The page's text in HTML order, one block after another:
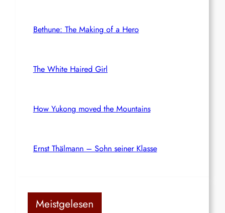
Bethune: The Making of a Hero
The White Haired Girl
How Yukong moved the Mountains
Ernst Thälmann – Sohn seiner Klasse
Meistgelesen